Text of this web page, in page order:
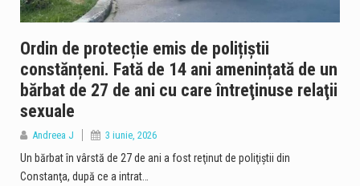
Ordin de protecție emis de polițiștii
constănțeni. Fată de 14 ani amenințată de un
bărbat de 27 de ani cu care întreţinuse relaţii
sexuale
Andreea J 3 iunie, 2026
Un bărbat în vârstă de 27 de ani a fost reţinut de poliţiştii din
Constanţa, după ce a intrat…